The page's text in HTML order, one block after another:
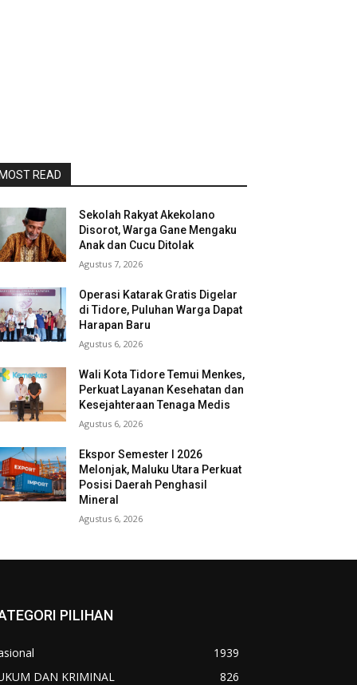
READ
Sekolah Rakyat Akekolano
Disorot, Warga Gane Mengaku
Anak dan Cucu Ditolak
Agustus 7, 2026
Operasi Katarak Gratis Digelar
di Tidore, Puluhan Warga Dapat
Harapan Baru
Agustus 6, 2026
Wali Kota Tidore Temui Menkes,
Perkuat Layanan Kesehatan dan
Kesejahteraan Tenaga Medis
Agustus 6, 2026
Ekspor Semester I 2026
Melonjak, Maluku Utara Perkuat
Posisi Daerah Penghasil
Mineral
Agustus 6, 2026
PILIHAN
1939
DAN KRIMINAL
826